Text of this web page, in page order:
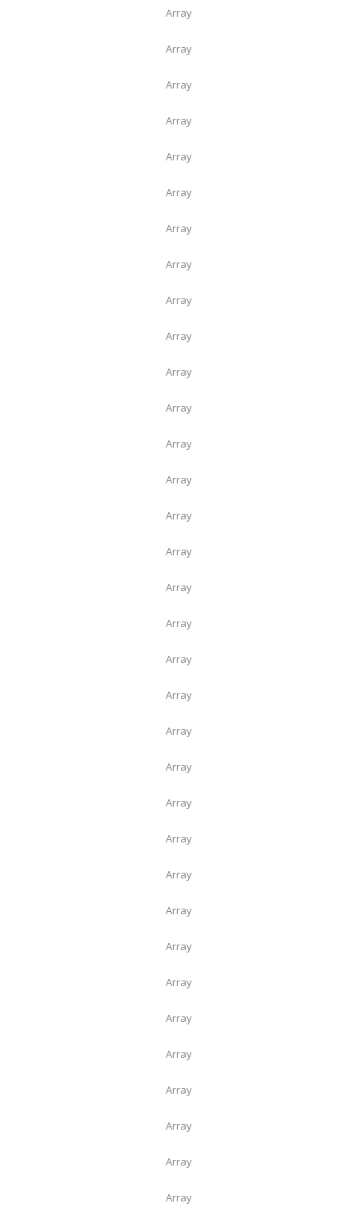
Array
Array
Array
Array
Array
Array
Array
Array
Array
Array
Array
Array
Array
Array
Array
Array
Array
Array
Array
Array
Array
Array
Array
Array
Array
Array
Array
Array
Array
Array
Array
Array
Array
Array